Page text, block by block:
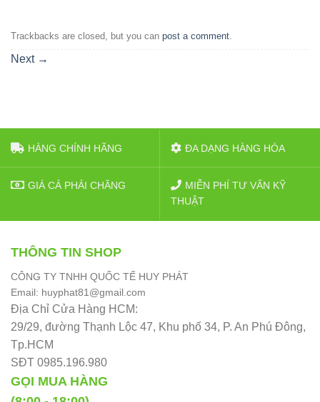
Trackbacks are closed, but you can post a comment.
Next →
HÀNG CHÍNH HÃNG ĐA DẠNG HÀNG HÓA
GIÁ CẢ PHẢI CHĂNG
MIỄN PHÍ TƯ VẤN KỸ
THUẬT
THÔNG TIN SHOP
CÔNG TY TNHH QUỐC TẾ HUY PHÁT
Email: huyphat81@gmail.com
Địa Chỉ Cửa Hàng HCM:
29/29, đường Thạnh Lộc 47, Khu phố 34, P. An Phú Đông,
Tp.HCM
SĐT 0985.196.980
GỌI MUA HÀNG